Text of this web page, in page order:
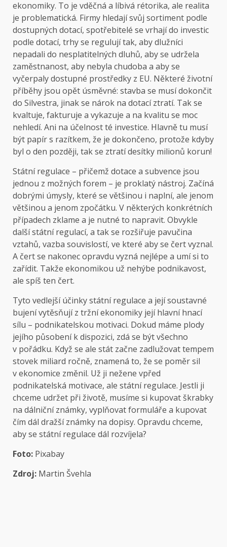
ekonomiky. To je vděčná a líbivá rétorika, ale realita
je problematická. Firmy hledají svůj sortiment podle
dostupných dotací, spotřebitelé se vrhají do investic
podle dotací, trhy se regulují tak, aby dlužníci
nepadali do nesplatitelných dluhů, aby se udržela
zaměstnanost, aby nebyla chudoba a aby se
vyčerpaly dostupné prostředky z EU. Některé životní
příběhy jsou opět úsměvné: stavba se musí dokončit
do Silvestra, jinak se nárok na dotací ztratí. Tak se
kvaltuje, fakturuje a vykazuje a na kvalitu se moc
nehledí. Ani na účelnost té investice. Hlavně tu musí
být papír s razítkem, že je dokončeno, protože kdyby
byl o den později, tak se ztratí desítky milionů korun!
Státní regulace – přičemž dotace a subvence jsou
jednou z možných forem – je proklatý nástroj. Začíná
dobrými úmysly, které se většinou i naplní, ale jenom
většinou a jenom zpočátku. V některých konkrétních
případech zklame a je nutné to napravit. Obvykle
další státní regulací, a tak se rozšiřuje pavučina
vztahů, vazba souvislostí, ve které aby se čert vyznal.
A čert se nakonec opravdu vyzná nejlépe a umí si to
zařídit. Takže ekonomikou už nehýbe podnikavost,
ale spíš ten čert.
Tyto vedlejší účinky státní regulace a její soustavné
bujení vytěsňují z tržní ekonomiky její hlavní hnací
sílu – podnikatelskou motivaci. Dokud máme plody
jejího působení k dispozici, zdá se být všechno
v pořádku. Když se ale stát začne zadlužovat tempem
stovek miliard ročně, znamená to, že se poměr sil
v ekonomice změnil. Už ji nežene vpřed
podnikatelská motivace, ale státní regulace. Jestli ji
chceme udržet při životě, musíme si kupovat škrabky
na dálniční známky, vyplňovat formuláře a kupovat
čím dál dražší známky na dopisy. Opravdu chceme,
aby se státní regulace dál rozvíjela?
Foto: Pixabay
Zdroj: Martin Švehla